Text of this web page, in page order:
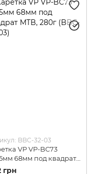
BBC-32-03
VP VP-BC73
68мм под квадрат
280г (BBC-32-03)
грн